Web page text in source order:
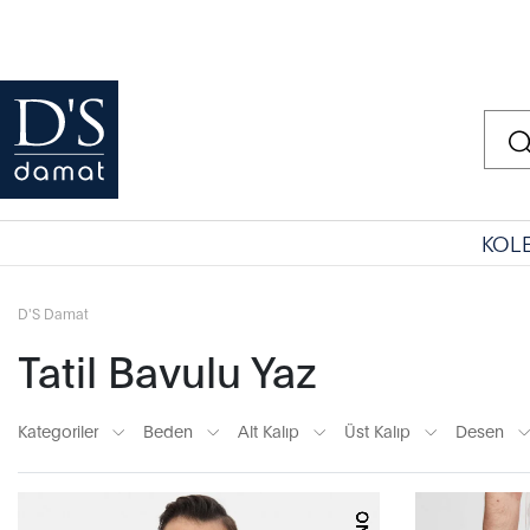
D'S Damat
Tatil Bavulu Yaz
Kategoriler Beden Alt Kalıp Üst Kalıp Desen